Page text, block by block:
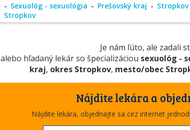
Sexuológ - sexuológia Prešovský kraj
Stropkov
Stropkov
Je nám ľúto, ale zadali
alebo hľadaný lekár so špecializáciou sexuológ -
kraj, okres Stropkov, mesto/obec
Nájdite lekára a
Nájdite lekára, objednajte sa cez internet